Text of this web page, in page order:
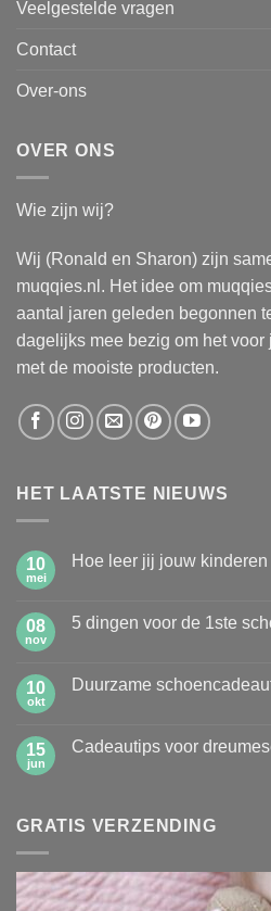
Veelgestelde vragen
Contact
Over-ons
OVER ONS
Wie zijn wij?
Wij (Ronald en Sharon) zijn
muqqies.nl. Het idee om
aantal jaren geleden begonnen
dagelijks mee bezig om het
met de mooiste producten.
HET LAATSTE NIEUWS
10
mei
Hoe leer jij jouw
Hoe
kinderen
zelf
08
nov
5 dingen voor de 1ste
5
1ste
schooldag
10
okt
Duurzame
Duurzame
15
jun
Cadeautips voor
voor
jaar.
GRATIS VERZENDING